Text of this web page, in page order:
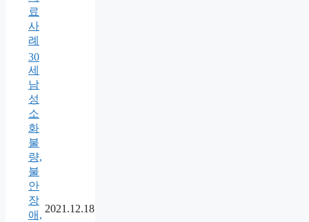
료
사
례
30
세
남
성
소
화
불
량,
불
안
장
애,
2021.12.18